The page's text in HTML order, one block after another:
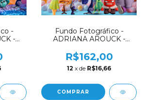
-
-
Fundo Fotográfico -
ADRIANA AROUCK -
AD7699
R$162,00
12 x de R$16,66
COMPRAR